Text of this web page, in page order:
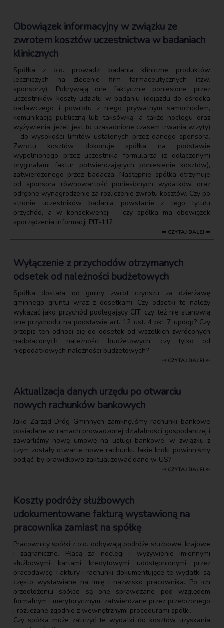
Obowiązek informacyjny w związku ze
zwrotem kosztów uczestnictwa w badaniach
klinicznych
Spółka z o.o. prowadzi badania kliniczne produktów
leczniczych na zlecenie firm farmaceutycznych (tzw.
sponsorzy). Pokrywają one faktycznie poniesione przez
uczestników koszty udziału w badaniu (dojazdu do ośrodka
badawczego i powrotu z niego prywatnym samochodem,
komunikacją publiczną lub taksówką, a także noclegu oraz
wyżywienia, jeżeli jest to uzasadnione czasem trwania wizyty)
– do wysokości limitów ustalonych przez danego sponsora.
Zwrotu kosztów dokonuje spółka na podstawie
wypełnionego przez uczestnika formularza (z dołączonymi
oryginałami faktur potwierdzających poniesienie kosztów),
zatwierdzonego przez badacza. Następnie spółka otrzymuje
od sponsora równowartość poniesionych wydatków oraz
odrębne wynagrodzenie za rozliczenie zwrotu kosztów. Czy po
stronie uczestników badania powstanie z tego tytułu
przychód, a w konsekwencji – czy spółka ma obowiązek
sporządzenia informacji PIT-11?
⇒ CZYTAJ DALEJ ⇐
Wyłączenie z przychodów otrzymanych
odsetek od należności budżetowych
Spółka dostała od gminy zwrot czynszu za dzierżawę
gminnego gruntu wraz z odsetkami. Czy odsetki te należy
wykazać jako przychód podlegający CIT, czy też nie stanowią
one przychodu na podstawie art. 12 ust. 4 pkt 7 updop? Czy
przepis ten odnosi się do odsetek od wszelkich zwróconych
nadpłaconych należności budżetowych, czy tylko od
niepodatkowych należności budżetowych?
⇒ CZYTAJ DALEJ ⇐
Aktualizacja danych urzędu po otwarciu
nowych rachunków bankowych
Jako Zarząd Dróg Gminnych zamknęliśmy rachunki bankowe
posiadane w ramach prowadzonej działalności gospodarczej i
zawarliśmy nową umowę na usługi bankowe, w związku z
czym zostały otwarte nowe rachunki. Jakie kroki powinniśmy
podjąć, by prawidłowo zaktualizować dane w US?
⇒ CZYTAJ DALEJ ⇐
Koszty podróży służbowych
udokumentowane fakturą wystawioną na
pracownika zamiast na spółkę
Pracownicy spółki z o.o. odbywają podróże służbowe, krajowe
i zagraniczne. Płacą za noclegi i wyżywienie imiennymi
służbowymi kartami kredytowymi udostępnionymi przez
pracodawcę. Faktury i rachunki dokumentujące te wydatki są
często wystawiane na imię i nazwisko pracownika. Po ich
przedłożeniu spółce są one sprawdzane pod względem
formalnym i merytorycznym, zatwierdzane przez przełożonego
i rozliczane zgodnie z wewnętrznymi procedurami spółki.
Czy spółka może zaliczyć te wydatki do kosztów uzyskania